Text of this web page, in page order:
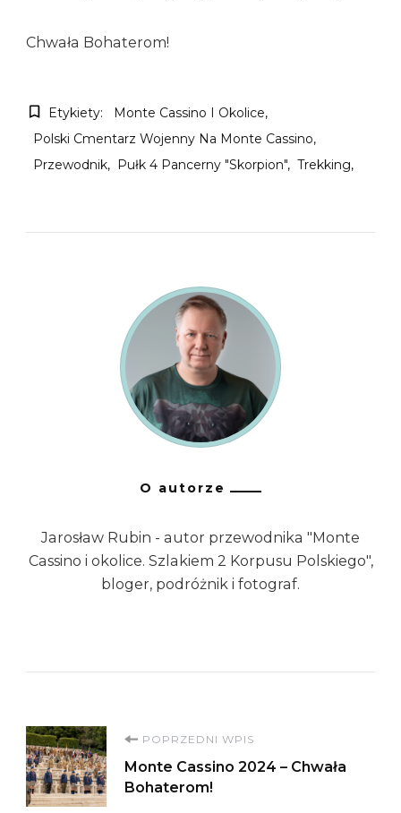
Chwała Bohaterom!
Etykiety:
Monte Cassino I Okolice
Polski Cmentarz Wojenny Na Monte Cassino
Przewodnik
Pułk 4 Pancerny "Skorpion" Trekking
O autorze
Jarosław Rubin - autor przewodnika "Monte
Cassino i okolice. Szlakiem 2 Korpusu Polskiego",
bloger, podróżnik i fotograf.
Nawigacja
wpisu
POPRZEDNI WPIS
Monte Cassino 2024 – Chwała
Bohaterom!